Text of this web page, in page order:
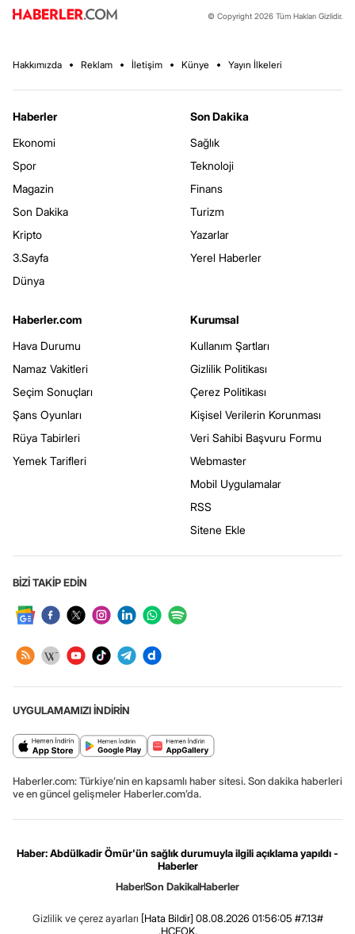
© Copyright 2026 Tüm Hakları Gizlidir.
Hakkımızda Reklam İletişim Künye Yayın İlkeleri
Haberler
Ekonomi
Spor
Magazin
Son Dakika
Kripto
3.Sayfa
Dünya
Son Dakika
Sağlık
Teknoloji
Finans
Turizm
Yazarlar
Yerel Haberler
Haberler.com
Hava Durumu
Namaz Vakitleri
Seçim Sonuçları
Şans Oyunları
Rüya Tabirleri
Yemek Tarifleri
Kurumsal
Kullanım Şartları
Gizlilik Politikası
Çerez Politikası
Kişisel Verilerin Korunması
Veri Sahibi Başvuru Formu
Webmaster
Mobil Uygulamalar
RSS
Sitene Ekle
BİZİ TAKİP EDİN
UYGULAMAMIZI İNDİRİN
Haberler.com: Türkiye’nin en kapsamlı haber sitesi. Son dakika haberleri
ve en güncel gelişmeler Haberler.com’da.
Haber: Abdülkadir Ömür'ün sağlık durumuyla ilgili açıklama yapıldı -
Haberler
HaberSon DakikaHaberler
Gizlilik ve çerez ayarları [Hata Bildir] 08.08.2026 01:56:05 #7.13#
.HCFOK.